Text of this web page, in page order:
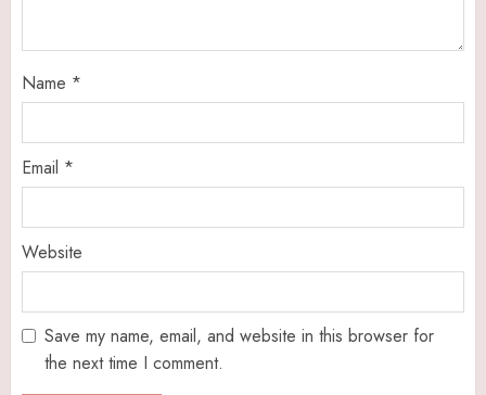
Name *
Email *
Website
Save my name, email, and website in this browser for
the next time I comment.